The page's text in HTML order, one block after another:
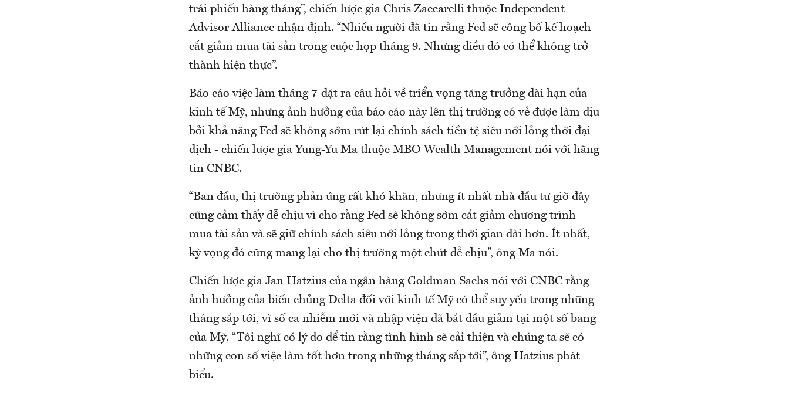
trái phiếu hàng tháng”, chiến lược gia Chris Zaccarelli thuộc Independent
Advisor Alliance nhận định. “Nhiều người đã tin rằng Fed sẽ công bố kế hoạch
cắt giảm mua tài sản trong cuộc họp tháng 9. Nhưng điều đó có thể không trở
thành hiện thực”.
Báo cáo việc làm tháng 7 đặt ra câu hỏi về triển vọng tăng trưởng dài hạn của
kinh tế Mỹ, nhưng ảnh hưởng của báo cáo này lên thị trường có vẻ được làm dịu
bởi khả năng Fed sẽ không sớm rút lại chính sách tiền tệ siêu nới lỏng thời đại
dịch - chiến lược gia Yung-Yu Ma thuộc MBO Wealth Management nói với hãng
tin CNBC.
“Ban đầu, thị trường phản ứng rất khó khăn, nhưng ít nhất nhà đầu tư giờ đây
cũng cảm thấy dễ chịu vì cho rằng Fed sẽ không sớm cắt giảm chương trình
mua tài sản và sẽ giữ chính sách siêu nới lỏng trong thời gian dài hơn. Ít nhất,
kỳ vọng đó cũng mang lại cho thị trường một chút dễ chịu”, ông Ma nói.
Chiến lược gia Jan Hatzius của ngân hàng Goldman Sachs nói với CNBC rằng
ảnh hưởng của biến chủng Delta đối với kinh tế Mỹ có thể suy yếu trong những
tháng sắp tới, vì số ca nhiễm mới và nhập viện đã bắt đầu giảm tại một số bang
của Mỹ. “Tôi nghĩ có lý do để tin rằng tình hình sẽ cải thiện và chúng ta sẽ có
những con số việc làm tốt hơn trong những tháng sắp tới”, ông Hatzius phát
biểu.